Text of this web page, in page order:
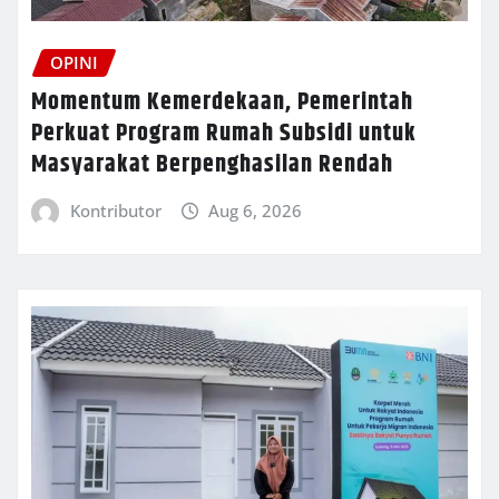
OPINI
Momentum Kemerdekaan, Pemerintah
Perkuat Program Rumah Subsidi untuk
Masyarakat Berpenghasilan Rendah
Kontributor Aug 6, 2026